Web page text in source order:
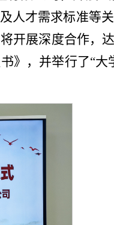
人才需求标准等
开展深度合作，
》，并举行了“大